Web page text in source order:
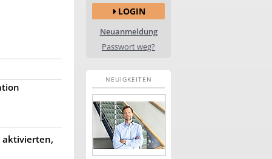
aktivierten,
LOGIN
Neuanmeldung
Passwort weg?
NEUIGKEITEN